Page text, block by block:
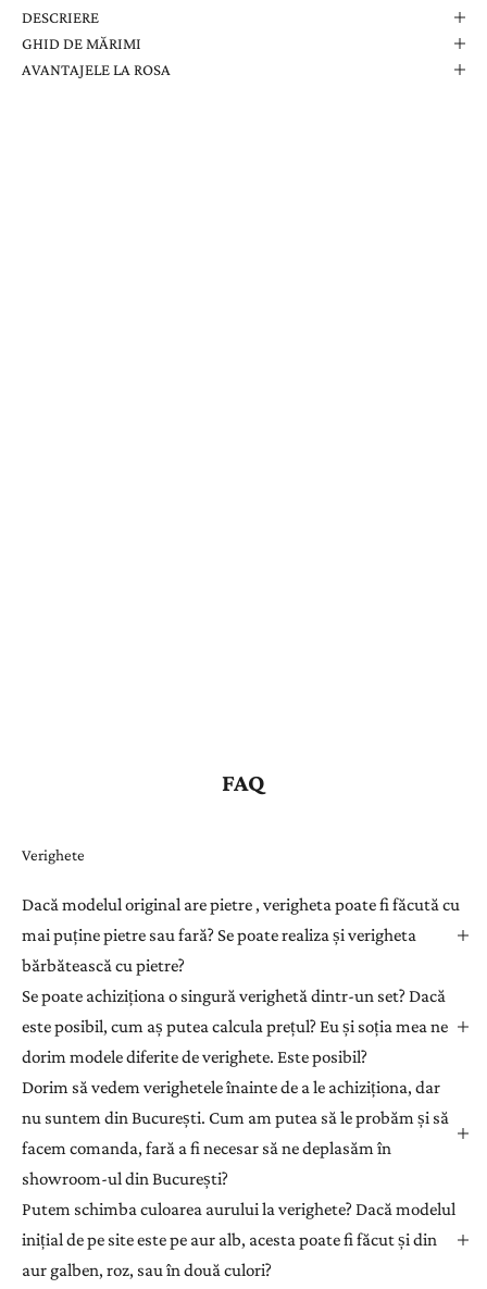
DESCRIERE
GHID DE MĂRIMI
AVANTAJELE LA ROSA
FAQ
Verighete
Dacă modelul original are pietre , verigheta poate fi făcută cu
mai puține pietre sau fară? Se poate realiza și verigheta
bărbătească cu pietre?
Se poate achiziționa o singură verighetă dintr-un set? Dacă
este posibil, cum aș putea calcula prețul? Eu și soția mea ne
dorim modele diferite de verighete. Este posibil?
Dorim să vedem verighetele înainte de a le achiziționa, dar
nu suntem din București. Cum am putea să le probăm și să
facem comanda, fară a fi necesar să ne deplasăm în
showroom-ul din București?
Putem schimba culoarea aurului la verighete? Dacă modelul
inițial de pe site este pe aur alb, acesta poate fi făcut și din
aur galben, roz, sau în două culori?